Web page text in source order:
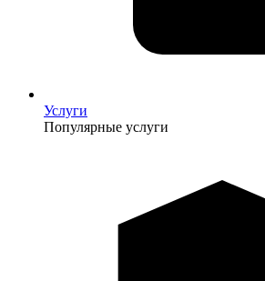
Услуги
Популярные услуги